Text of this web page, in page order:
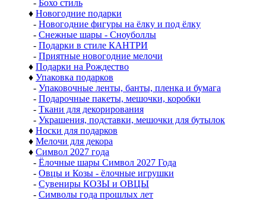
- Бохо стиль
♦ Новогодние подарки
- Новогодние фигуры на ёлку и под ёлку
- Снежные шары - Сноуболлы
- Подарки в стиле КАНТРИ
- Приятные новогодние мелочи
♦ Подарки на Рождество
♦ Упаковка подарков
- Упаковочные ленты, банты, пленка и бумага
- Подарочные пакеты, мешочки, коробки
- Ткани для декорирования
- Украшения, подставки, мешочки для бутылок
♦ Носки для подарков
♦ Мелочи для декора
♦ Символ 2027 года
- Ёлочные шары Символ 2027 Года
- Овцы и Козы - ёлочные игрушки
- Сувениры КОЗЫ и ОВЦЫ
- Символы года прошлых лет